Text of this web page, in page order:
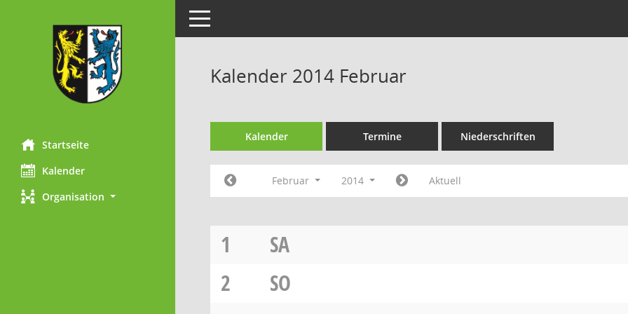
Startseite
Kalender
Organisation
Toggle navigation
Kalender 2014 Februar
Kalender Termine Niederschriften
Februar 2014 Aktuell
1
SA
2
SO